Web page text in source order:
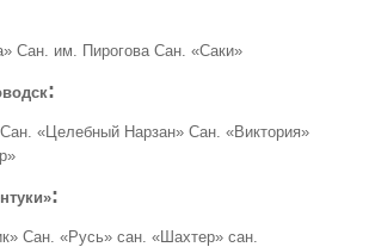
Сан. им. Пирогова Сан. «Саки»
:
«Целебный Нарзан» Сан. «Виктория»
:
Сан. «Русь» сан. «Шахтер» сан.